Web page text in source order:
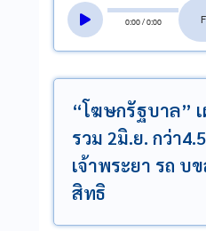
0:00/0:00
“โฆษกรัฐบาล”
รวม 2มิ.ย. กว่า
เจ้าพระยา รถ บ
สิทธิ